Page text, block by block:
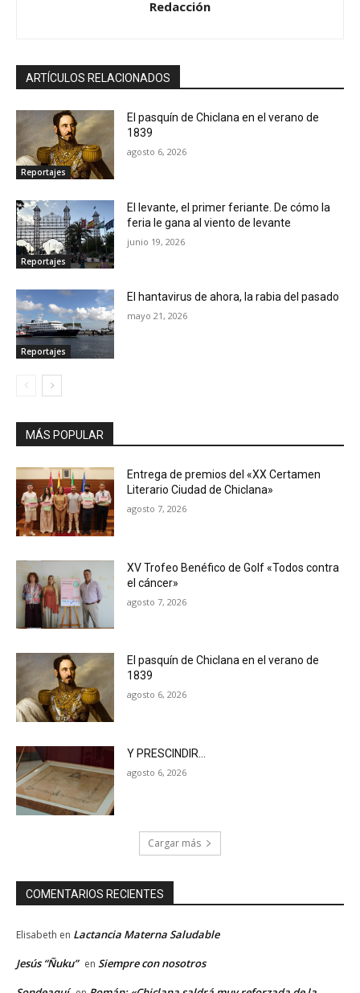
Redacción
ARTÍCULOS RELACIONADOS
Reportajes
El pasquín de Chiclana en el verano de
1839
agosto 6, 2026
Reportajes
El levante, el primer feriante. De cómo la
feria le gana al viento de levante
junio 19, 2026
Reportajes
El hantavirus de ahora, la rabia del pasado
mayo 21, 2026
MÁS POPULAR
Entrega de premios del «XX Certamen
Literario Ciudad de Chiclana»
agosto 7, 2026
XV Trofeo Benéfico de Golf «Todos contra
el cáncer»
agosto 7, 2026
El pasquín de Chiclana en el verano de
1839
agosto 6, 2026
Y PRESCINDIR…
agosto 6, 2026
Cargar más
COMENTARIOS RECIENTES
Elisabeth en Lactancia Materna Saludable
Jesús “Ñuku” en Siempre con nosotros